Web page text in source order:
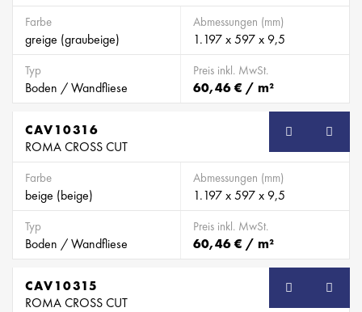
Farbe
greige (graubeige)
Abmessungen (mm)
1.197 x 597 x 9,5
Typ
Boden / Wandfliese
Preis inkl. MwSt.
60,46 € / m²
CAV10316
ROMA CROSS CUT
Farbe
beige (beige)
Abmessungen (mm)
1.197 x 597 x 9,5
Typ
Boden / Wandfliese
Preis inkl. MwSt.
60,46 € / m²
CAV10315
ROMA CROSS CUT